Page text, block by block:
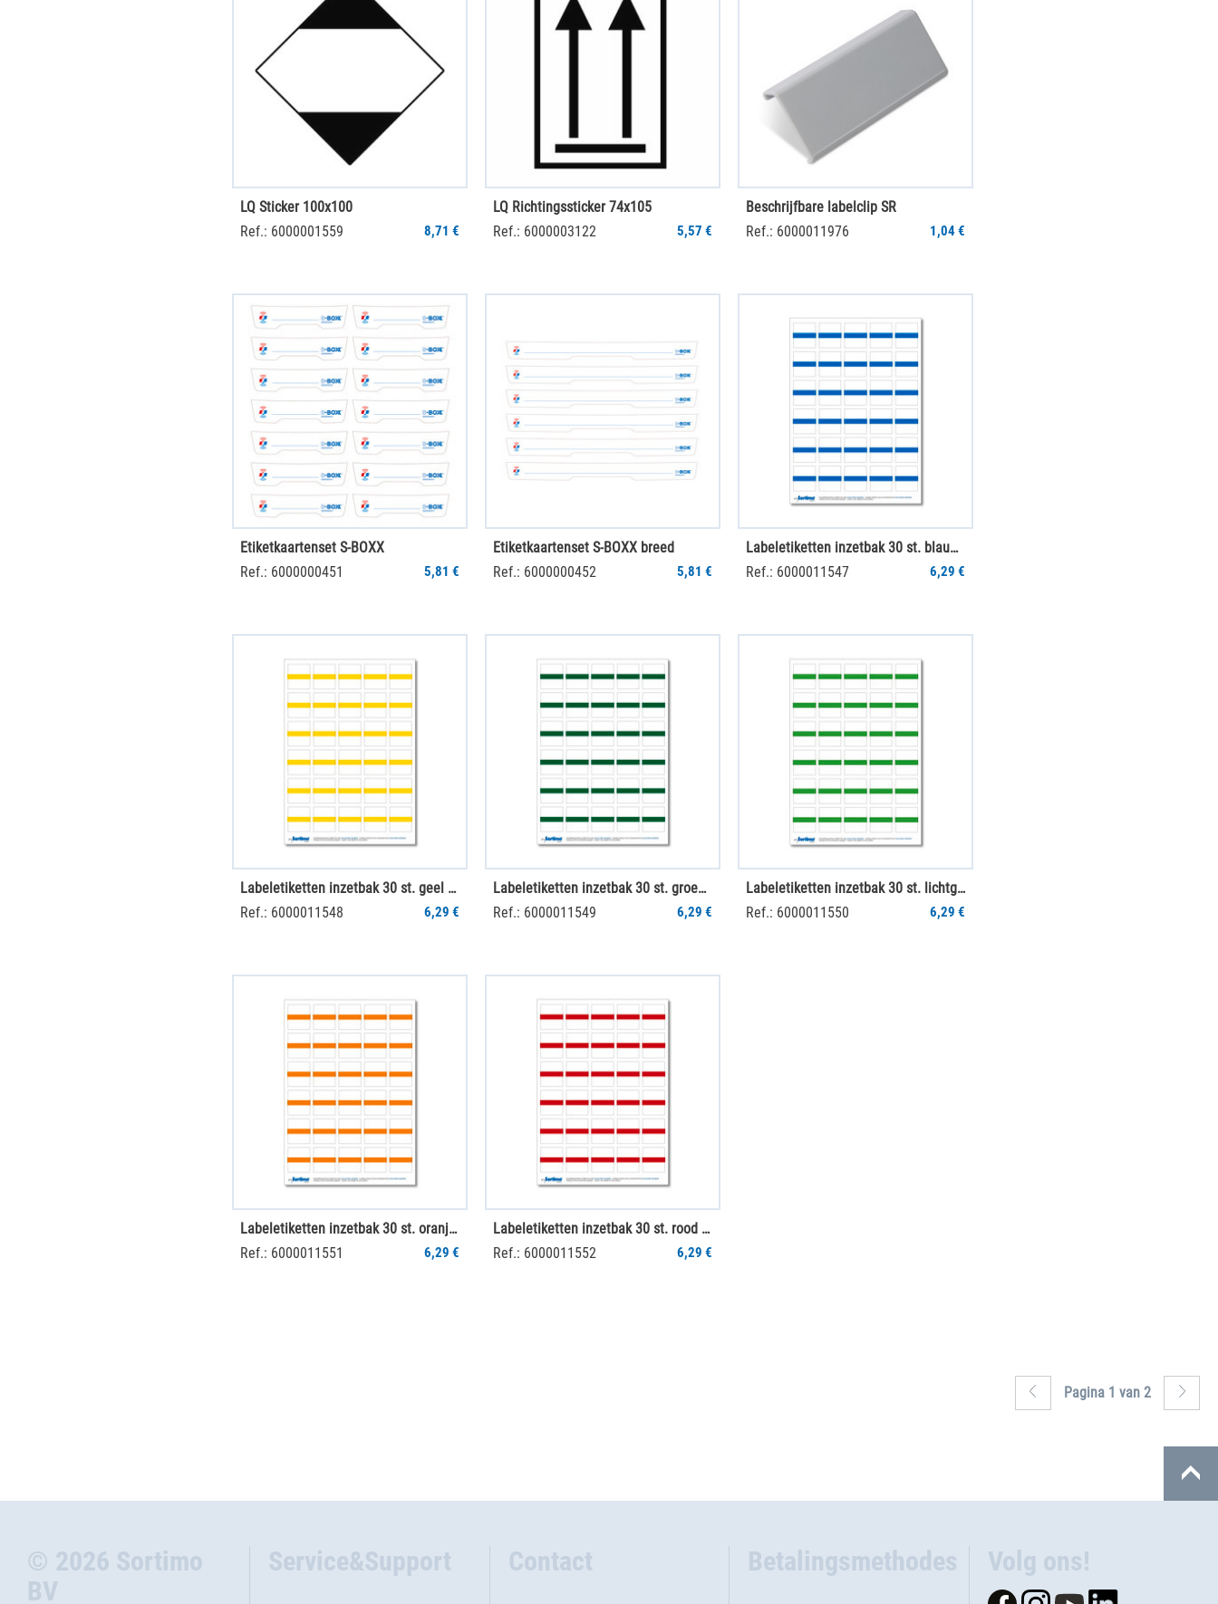
LQ Sticker 100x100
Ref.: 6000001559
8,71 €
LQ Richtingssticker 74x105
Ref.: 6000003122
5,57 €
Beschrijfbare labelclip SR
Ref.: 6000011976
1,04 €
Etiketkaartenset S-BOXX
Ref.: 6000000451
5,81 €
Etiketkaartenset S-BOXX breed
Ref.: 6000000452
5,81 €
Labeletiketten inzetbak 30 st. blauw (1 vel)
Ref.: 6000011547
6,29 €
Labeletiketten inzetbak 30 st. geel (1 vel)
Ref.: 6000011548
6,29 €
Labeletiketten inzetbak 30 st. groen (1 vel)
Ref.: 6000011549
6,29 €
Labeletiketten inzetbak 30 st. lichtgroen (1 vel)
Ref.: 6000011550
6,29 €
Labeletiketten inzetbak 30 st. oranje (1 vel)
Ref.: 6000011551
6,29 €
Labeletiketten inzetbak 30 st. rood (1 vel)
Ref.: 6000011552
6,29 €
Pagina 1 van 2
© 2026 Sortimo
BV
Service&Support Contact Betalingsmethodes Volg ons!